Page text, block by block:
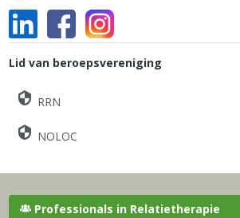
Lid van beroepsvereniging
RRN
NOLOC
Professionals in Relatietherapie